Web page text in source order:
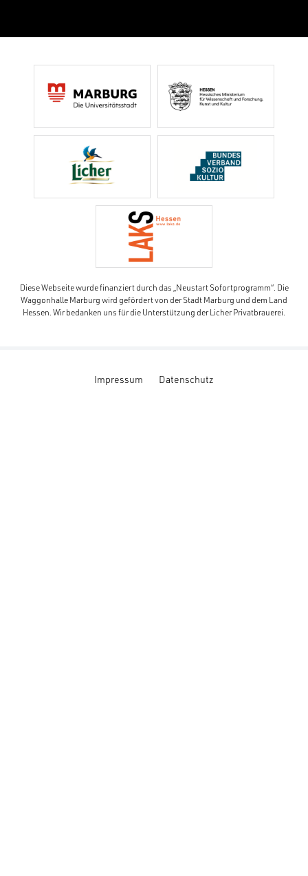
Diese Webseite wurde finanziert durch das „Neustart Sofortprogramm“. Die
Waggonhalle Marburg wird gefördert von der Stadt Marburg und dem Land
Hessen. Wir bedanken uns für die Unterstützung der Licher Privatbrauerei.
Impressum Datenschutz